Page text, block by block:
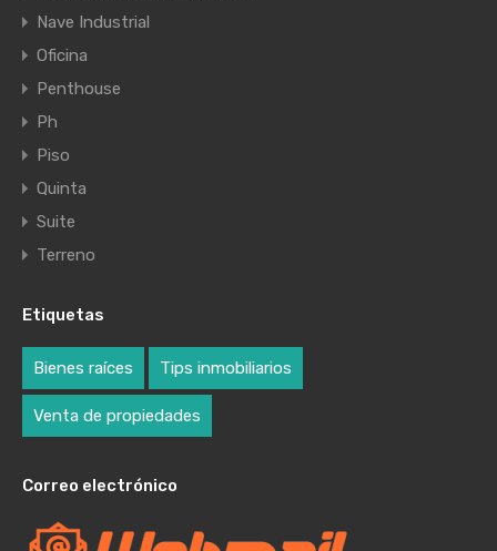
Nave Industrial
Oficina
Penthouse
Ph
Piso
Quinta
Suite
Terreno
Etiquetas
Bienes raíces Tips inmobiliarios
Venta de propiedades
Correo electrónico